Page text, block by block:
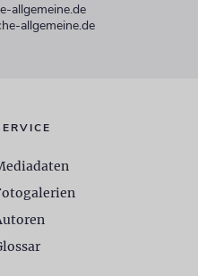
allgemeine.de
allgemeine.de